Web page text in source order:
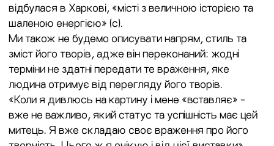
відбулася в Харкові, «місті з величною історією та
шаленою енергією» (с).
Ми також не будемо описувати напрям, стиль та
зміст його творів, адже він переконаний: жодні
терміни не здатні передати те враження, яке
людина отримує від перегляду його творів.
«Коли я дивлюсь на картину і мене «вставляє» -
вже не важливо, який статус та успішність має цей
митець. Я вже складаю своє враження про його